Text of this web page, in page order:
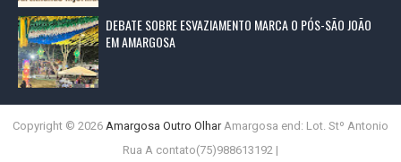
DEBATE SOBRE ESVAZIAMENTO MARCA O PÓS-SÃO JOÃO
EM AMARGOSA
Copyright © 2026 Amargosa Outro Olhar Amargosa end: Lot. Stº Antonio
Rua A contato(75)988613192 |